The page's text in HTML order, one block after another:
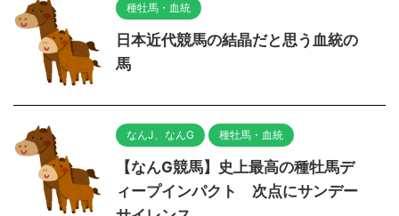
種牡馬・血統
日本近代競馬の結晶だと思う血統の
馬
なんJ、なんG 種牡馬・血統
【なんG競馬】史上最高の種牡馬デ
ィープインパクト 次点にサンデー